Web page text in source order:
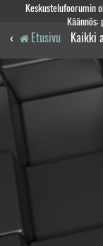
Keskustelufoorumin
Etusivu Kaikki